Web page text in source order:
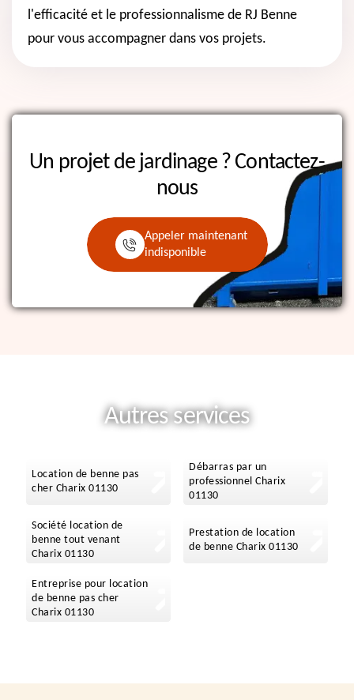
l'efficacité et le professionnalisme de RJ Benne
pour vous accompagner dans vos projets.
Un projet de jardinage ? Contactez-
nous
Appeler maintenant
indisponible
Autres services
Location de benne pas
cher Charix 01130
Débarras par un
professionnel Charix
01130
Société location de
benne tout venant
Charix 01130
Prestation de location
de benne Charix 01130
Entreprise pour location
de benne pas cher
Charix 01130